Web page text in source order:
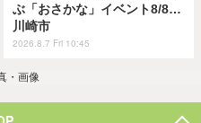
ぶ「おさかな」イベント8/8…
川崎市
2026.8.7 Fri 10:45
・画像